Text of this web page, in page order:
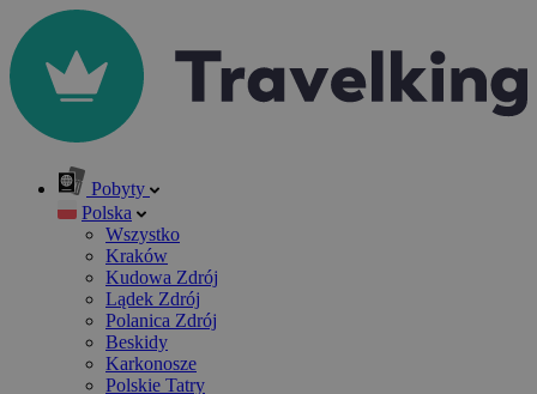
Pobyty
Polska
Wszystko
Kraków
Kudowa Zdrój
Lądek Zdrój
Polanica Zdrój
Beskidy
Karkonosze
Polskie Tatry